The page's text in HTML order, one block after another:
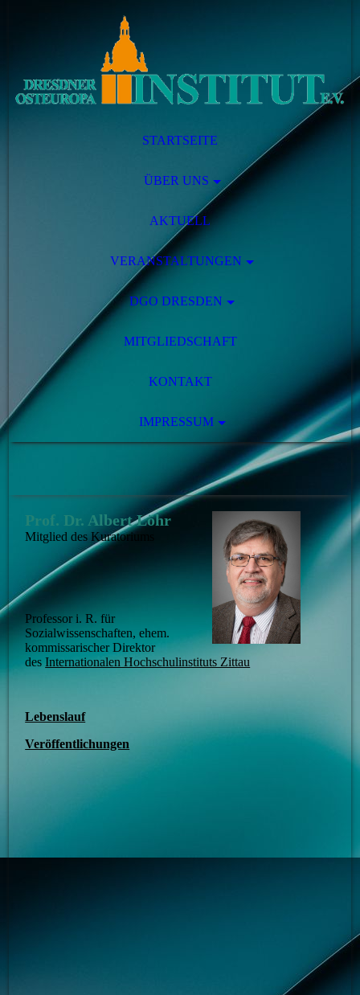
STARTSEITE
ÜBER UNS
AKTUELL
VERANSTALTUNGEN
DGO DRESDEN
MITGLIEDSCHAFT
KONTAKT
IMPRESSUM
Prof. Dr. Albert Löhr
Mitglied des Kuratoriums
Professor i. R. für
Sozialwissenschaften, ehem.
kommissarischer Direktor
desInternationalen Hochschulinstituts Zittau
Lebenslauf
Veröffentlichungen